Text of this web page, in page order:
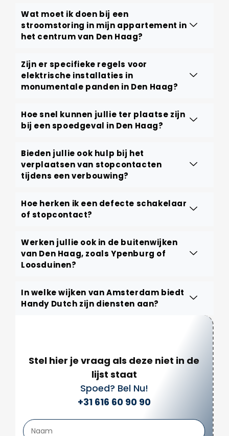
Wat moet ik doen bij een
stroomstoring in mijn appartement in
het centrum van Den Haag?
Zijn er specifieke regels voor
elektrische installaties in
monumentale panden in Den Haag?
Hoe snel kunnen jullie ter plaatse zijn
bij een spoedgeval in Den Haag?
Bieden jullie ook hulp bij het
verplaatsen van stopcontacten
tijdens een verbouwing?
Hoe herken ik een defecte schakelaar
of stopcontact?
Werken jullie ook in de buitenwijken
van Den Haag, zoals Ypenburg of
Loosduinen?
In welke wijken van Amsterdam biedt
Handy Dutch zijn diensten aan?
Stel hier je vraag als deze niet in de
lijst staat
Spoed? Bel Nu!
+31 616 60 90 90